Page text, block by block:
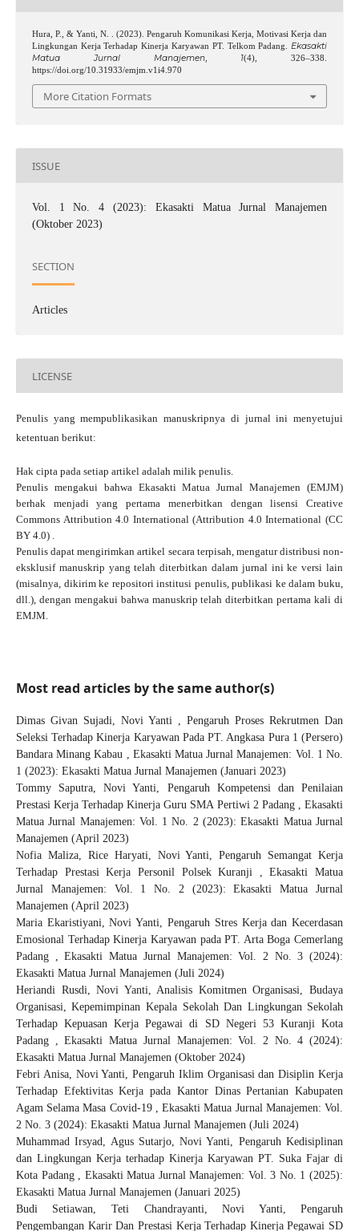
Hura, P., & Yanti, N. . (2023). Pengaruh Komunikasi Kerja, Motivasi Kerja dan
Lingkungan Kerja Terhadap Kinerja Karyawan PT. Telkom Padang. Ekasakti
Matua Jurnal Manajemen, 1(4), 326–338.
https://doi.org/10.31933/emjm.v1i4.970
More Citation Formats
ISSUE
Vol. 1 No. 4 (2023): Ekasakti Matua Jurnal Manajemen
(Oktober 2023)
SECTION
Articles
LICENSE
Penulis yang mempublikasikan manuskripnya di jurnal ini menyetujui
ketentuan berikut:
Hak cipta pada setiap artikel adalah milik penulis.
Penulis mengakui bahwa Ekasakti Matua Jurnal Manajemen (EMJM)
berhak menjadi yang pertama menerbitkan denganlisensi Creative
Commons Attribution 4.0 International(Attribution 4.0 International (CC
BY 4.0) .
Penulis dapat mengirimkan artikel secara terpisah, mengatur distribusi non-
eksklusif manuskrip yang telah diterbitkan dalam jurnal ini ke versi lain
(misalnya, dikirim ke repositori institusi penulis, publikasi ke dalam buku,
dll.), dengan mengakui bahwa manuskrip telah diterbitkan pertama kali di
EMJM.
Most read articles by the same author(s)
Dimas Givan Sujadi, Novi Yanti ,Pengaruh Proses Rekrutmen Dan
Seleksi Terhadap Kinerja Karyawan Pada PT. Angkasa Pura 1 (Persero)
Bandara Minang Kabau , Ekasakti Matua Jurnal Manajemen: Vol. 1 No.
1 (2023): Ekasakti Matua Jurnal Manajemen (Januari 2023)
Tommy Saputra, Novi Yanti, Pengaruh Kompetensi dan Penilaian
Prestasi Kerja Terhadap Kinerja Guru SMA Pertiwi 2 Padang ,Ekasakti
Matua Jurnal Manajemen: Vol. 1 No. 2 (2023): Ekasakti Matua Jurnal
Manajemen (April 2023)
Nofia Maliza, Rice Haryati, Novi Yanti,Pengaruh Semangat Kerja
Terhadap Prestasi Kerja Personil Polsek Kuranji ,Ekasakti Matua
Jurnal Manajemen: Vol. 1 No. 2 (2023): Ekasakti Matua Jurnal
Manajemen (April 2023)
Maria Ekaristiyani, Novi Yanti, Pengaruh Stres Kerja dan Kecerdasan
Emosional Terhadap Kinerja Karyawan pada PT. Arta Boga Cemerlang
Padang ,Ekasakti Matua Jurnal Manajemen: Vol. 2 No. 3 (2024):
Ekasakti Matua Jurnal Manajemen (Juli 2024)
Heriandi Rusdi, Novi Yanti,Analisis Komitmen Organisasi, Budaya
Organisasi, Kepemimpinan Kepala Sekolah Dan Lingkungan Sekolah
Terhadap Kepuasan Kerja Pegawai di SD Negeri 53 Kuranji Kota
Padang ,Ekasakti Matua Jurnal Manajemen: Vol. 2 No. 4 (2024):
Ekasakti Matua Jurnal Manajemen (Oktober 2024)
Febri Anisa, Novi Yanti,Pengaruh Iklim Organisasi dan Disiplin Kerja
Terhadap Efektivitas Kerja pada Kantor Dinas Pertanian Kabupaten
Agam Selama Masa Covid-19 ,Ekasakti Matua Jurnal Manajemen: Vol.
2 No. 3 (2024): Ekasakti Matua Jurnal Manajemen (Juli 2024)
Muhammad Irsyad, Agus Sutarjo, Novi Yanti, Pengaruh Kedisiplinan
dan Lingkungan Kerja terhadap Kinerja Karyawan PT. Suka Fajar di
Kota Padang , Ekasakti Matua Jurnal Manajemen: Vol. 3 No. 1 (2025):
Ekasakti Matua Jurnal Manajemen (Januari 2025)
Budi Setiawan, Teti Chandrayanti, Novi Yanti,Pengaruh
Pengembangan Karir Dan Prestasi Kerja Terhadap Kinerja Pegawai SD